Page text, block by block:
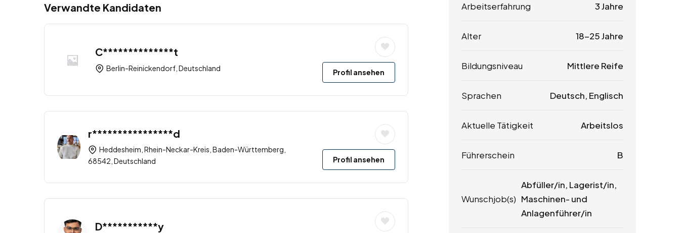
Verwandte Kandidaten
C**************t
Berlin-Reinickendorf, Deutschland Profil ansehen
r****************d
Heddesheim, Rhein-Neckar-Kreis, Baden-Württemberg,
68542, Deutschland
Profil ansehen
D***********y
Arbeitserfahrung 3 Jahre
Alter 18-25 Jahre
Bildungsniveau Mittlere Reife
Sprachen Deutsch, Englisch
Aktuelle Tätigkeit Arbeitslos
Führerschein B
Wunschjob(s)
Abfüller/in, Lagerist/in,
Maschinen- und
Anlagenführer/in